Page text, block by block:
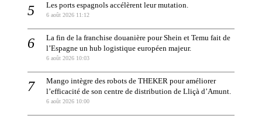
Les ports espagnols accélèrent leur mutation.
6 août 2026 11:12
La fin de la franchise douanière pour Shein et Temu fait de
l’Espagne un hub logistique européen majeur.
6 août 2026 10:03
Mango intègre des robots de THEKER pour améliorer
l’efficacité de son centre de distribution de Lliçà d’Amunt.
6 août 2026 10:00